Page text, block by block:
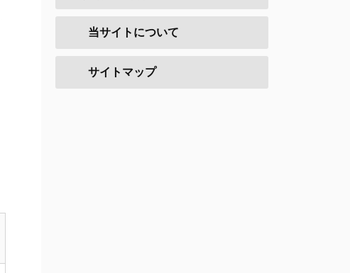
当サイトについて
サイトマップ